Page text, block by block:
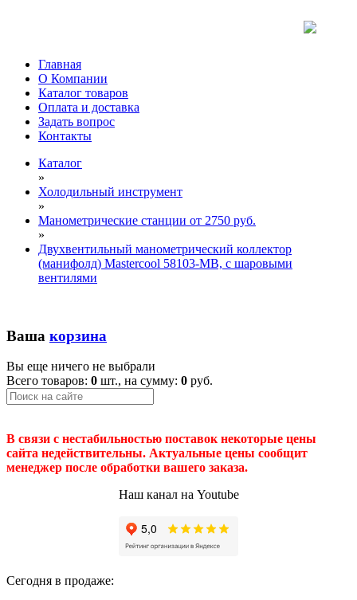
Главная
О Компании
Каталог товаров
Оплата и доставка
Задать вопрос
Контакты
Каталог
»
Холодильный инструмент
»
Манометрические станции от 2750 руб.
»
Двухвентильный манометрический коллектор
(манифолд) Mastercool 58103-МВ, с шаровыми
вентилями
Ваша корзина
Вы еще ничего не выбрали
Всего товаров: 0 шт., на сумму: 0 руб.
В связи с нестабильностью поставок некоторые цены
сайта недействительны. Актуальные цены сообщит
менеджер после обработки вашего заказа.
Наш канал на Youtube
Сегодня в продаже: